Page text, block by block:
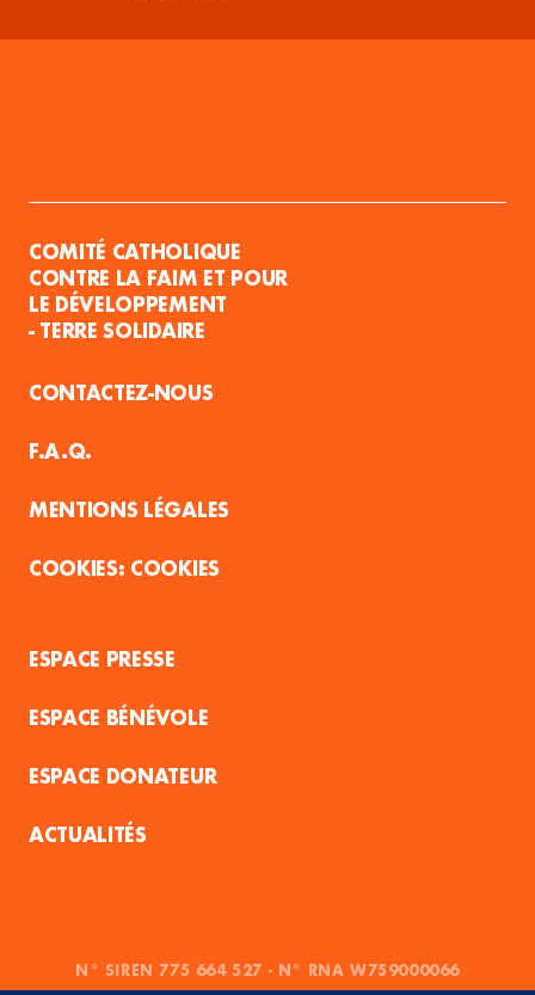
COMITÉ CATHOLIQUE
CONTRE LA FAIM ET POUR
LE DÉVELOPPEMENT
- TERRE SOLIDAIRE
CONTACTEZ-NOUS
F.A.Q.
MENTIONS LÉGALES
COOKIES
ESPACE PRESSE
ESPACE BÉNÉVOLE
ESPACE DONATEUR
ACTUALITÉS
N° SIREN 775 664 527 - N° RNA W759000066